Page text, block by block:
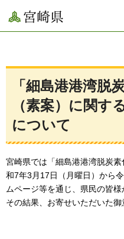
宮崎県
「細島港港湾脱
（素案）に関す
について
宮崎県では「細島港港湾脱炭
和7年3月17日（月曜日）から
ムページ等を通じ、県民の皆
その結果、お寄せいただいた御